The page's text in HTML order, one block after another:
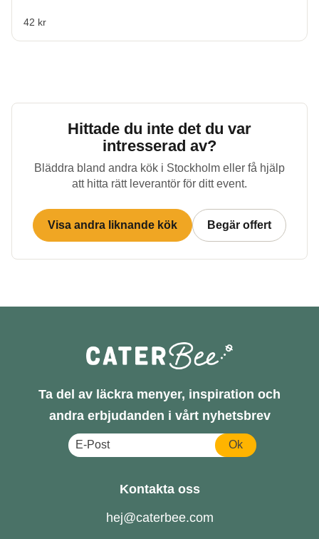
42 kr
Hittade du inte det du var
intresserad av?
Bläddra bland andra kök i Stockholm eller få hjälp
att hitta rätt leverantör för ditt event.
Visa andra liknande kök Begär offert
Ta del av läckra menyer, inspiration och
andra erbjudanden i vårt nyhetsbrev
Ok
Kontakta oss
hej@caterbee.com